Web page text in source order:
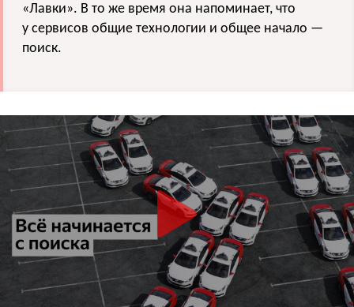
«Лавки». В то же время она напоминает, что
у сервисов общие технологии и общее начало —
поиск.